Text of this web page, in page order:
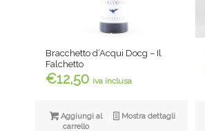
Bracchetto d’Acqui Docg – Il
Falchetto
€12,50 iva inclusa
Aggiungi al
carrello
Mostra dettagli